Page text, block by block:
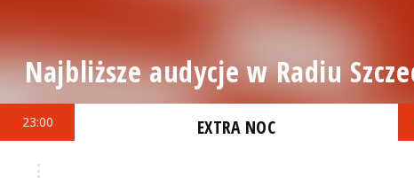
Najbliższe audycje w Radiu
23:00 EXTRA NOC